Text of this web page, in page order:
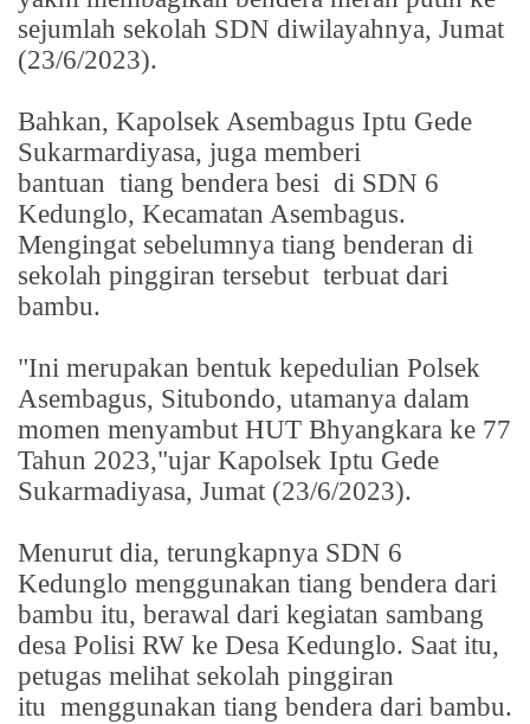
sejumlah sekolah SDN diwilayahnya, Jumat
(23/6/2023).
Bahkan, Kapolsek Asembagus Iptu Gede
Sukarmardiyasa, juga memberi
bantuan tiang bendera besi di SDN 6
Kedunglo, Kecamatan Asembagus.
Mengingat sebelumnya tiang benderan di
sekolah pinggiran tersebut terbuat dari
bambu.
"Ini merupakan bentuk kepedulian Polsek
Asembagus, Situbondo, utamanya dalam
momen menyambut HUT Bhyangkara ke 77
Tahun 2023,"ujar Kapolsek Iptu Gede
Sukarmadiyasa, Jumat (23/6/2023).
Menurut dia, terungkapnya SDN 6
Kedunglo menggunakan tiang bendera dari
bambu itu, berawal dari kegiatan sambang
desa Polisi RW ke Desa Kedunglo. Saat itu,
petugas melihat sekolah pinggiran
itu menggunakan tiang bendera dari bambu.